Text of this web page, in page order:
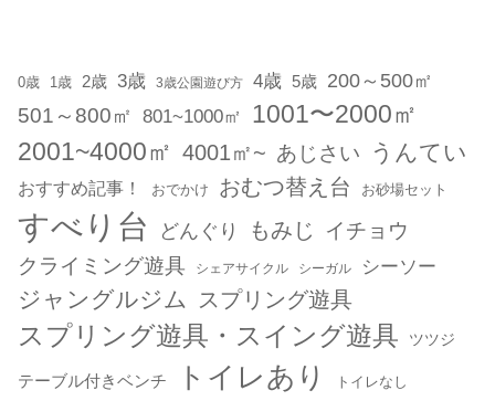
0歳 1歳 2歳 3歳 3歳公園遊び方 4歳 5歳 200～500㎡
501～800㎡ 801~1000㎡
1001〜2000㎡
2001~4000㎡ 4001㎡~ あじさい うんてい
おすすめ記事！ おでかけ おむつ替え台 お砂場セット
すべり台 どんぐり もみじ
イチョウ
クライミング遊具
シェアサイクル シーガル シーソー
ジャングルジム スプリング遊具
スプリング遊具・スイング遊具 ツツジ
テーブル付きベンチ トイレあり トイレなし